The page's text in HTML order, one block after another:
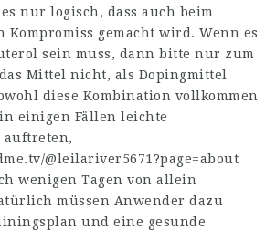
nur logisch, dass auch beim
Kompromiss gemacht wird. Wenn es
sein muss, dann bitte nur zum
Mittel nicht, als Dopingmittel
diese Kombination vollkommen
einigen Fällen leichte
auftreten,
@leilariver5671?page=about
wenigen Tagen von allein
müssen Anwender dazu
und eine gesunde